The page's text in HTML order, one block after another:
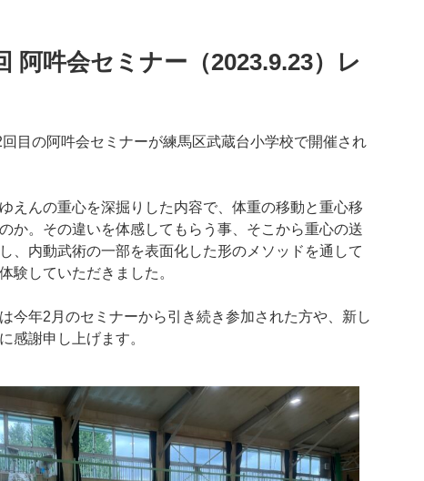
阿吽会セミナー（2023.9.23）レ
目の阿吽会セミナーが練馬区武蔵台小学校で開催され
えんの重心を深掘りした内容で、体重の移動と重心移
か。その違いを体感してもらう事、そこから重心の送
、内動武術の一部を表面化した形のメソッドを通して
験していただきました。
今年2月のセミナーから引き続き参加された方や、新し
感謝申し上げます。